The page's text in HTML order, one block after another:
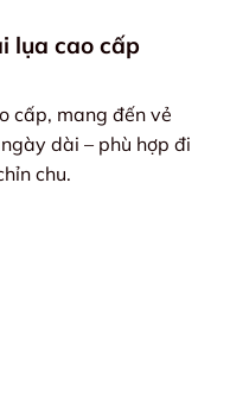
lụa cao cấp
cấp, mang đến vẻ
dài – phù hợp đi
chu.